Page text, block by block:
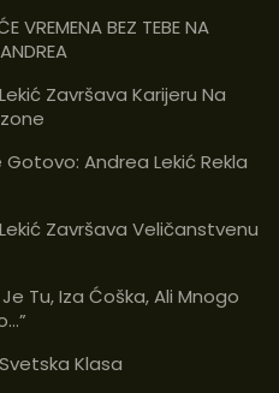
VREMENA BEZ TEBE NA
Završava Karijeru Na
Andrea Lekić Rekla
Završava Veličanstvenu
Tu, Iza Ćoška, Ali Mnogo
Klasa